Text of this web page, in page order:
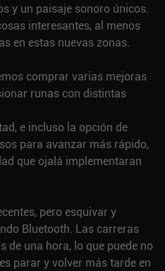
y un paisaje sonoro únicos.
interesantes, al menos
en estas nuevas zonas.
comprar varias mejoras
runas con distintas
e incluso la opción de
para avanzar más rápido,
que ojalá implementaran
pero esquivar y
Bluetooth. Las carreras
de una hora, lo que puede no
parar y volver más tarde en